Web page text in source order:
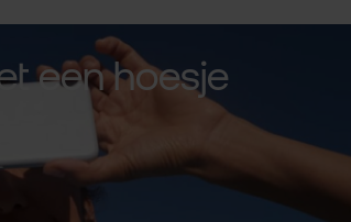
een hoesje